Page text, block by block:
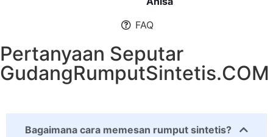
FAQ
Pertanyaan Seputar
GudangRumputSintetis.COM
Bagaimana cara memesan rumput sintetis?